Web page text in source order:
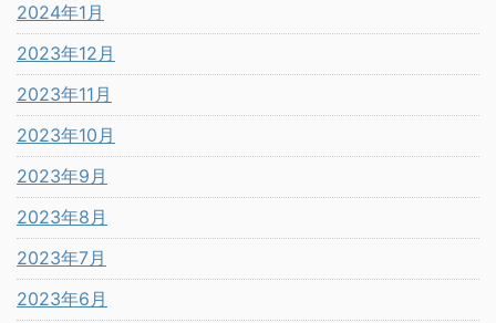
2024年1月
2023年12月
2023年11月
2023年10月
2023年9月
2023年8月
2023年7月
2023年6月